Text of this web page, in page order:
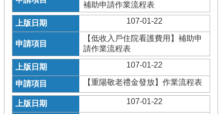
補助申請作業流程表
107-01-22
【低收入戶住院看護費用】補助申
請作業流程表
107-01-22
【重陽敬老禮金發放】作業流程表
107-01-22